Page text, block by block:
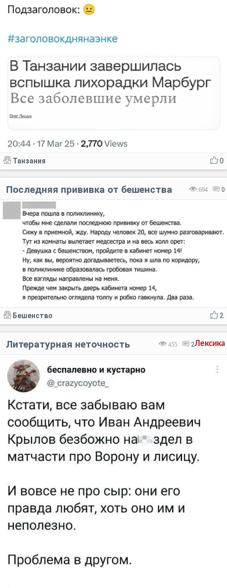
0
Танзания
694 0
Последняя прививка от бешенства
2
Бешенство
Лексика
455 2
Литературная неточность